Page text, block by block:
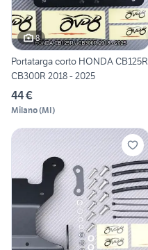
8
Portatarga corto HONDA CB125R
CB300R 2018 - 2025
44 €
Milano(MI)